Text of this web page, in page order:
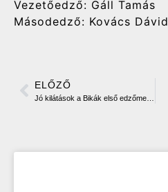
Vezetőedző: Gáll Tamás
Másodedző: Kovács Dávid
ELŐZŐ